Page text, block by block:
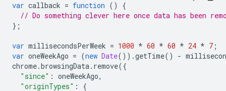
var callback = function ()
{
// Do something clever here once data has been
};
var millisecondsPerWeek = 1000 * 60 * 60 * 24 * 7 ;
var oneWeekAgo = (new Date()).getTime() -
chrome.browsingData. remove({
"since" : oneWeekAgo,
"originTypes" :
{